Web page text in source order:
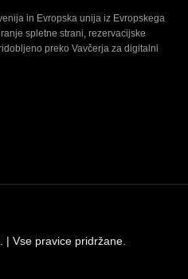
in Evropska unija iz Evropskega
spletne strani, rezervacijske
preko Vavčerja za digitalni
Vse pravice pridržane.